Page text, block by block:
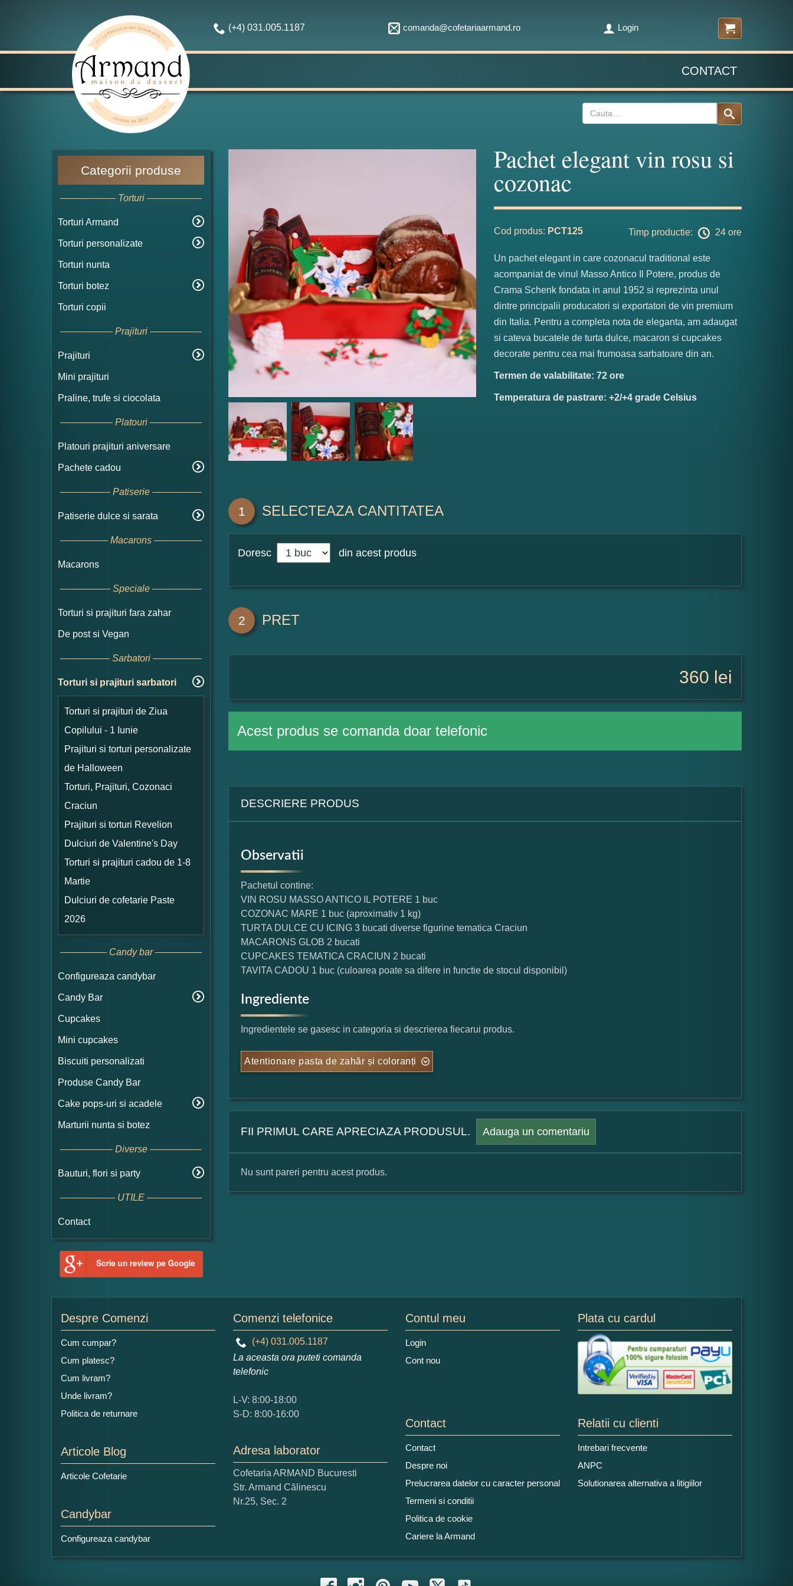
(+4) 031.005.1187 comanda@cofetariaarmand.ro Login
CONTACT
Categorii produse
Torturi
Torturi Armand
Torturi personalizate
Torturi nunta
Torturi botez
Torturi copii
Prajituri
Prajituri
Mini prajituri
Praline, trufe si ciocolata
Platouri
Platouri prajituri aniversare
Pachete cadou
Patiserie
Patiserie dulce si sarata
Macarons
Macarons
Speciale
Torturi si prajituri fara zahar
De post si Vegan
Sarbatori
Torturi si prajituri sarbatori
Torturi si prajituri de Ziua
Copilului - 1 Iunie
Prajituri si torturi personalizate
de Halloween
Torturi, Prajituri, Cozonaci
Craciun
Prajituri si torturi Revelion
Dulciuri de Valentine's Day
Torturi si prajituri cadou de 1-8
Martie
Dulciuri de cofetarie Paste
2026
Candy bar
Configureaza candybar
Candy Bar
Cupcakes
Mini cupcakes
Biscuiti personalizati
Produse Candy Bar
Cake pops-uri si acadele
Marturii nunta si botez
Diverse
Bauturi, flori si party
UTILE
Contact
Pachet elegant vin rosu si
cozonac
Cod produs: PCT125 Timp productie: 24 ore
Un pachet elegant in care cozonacul traditional este
acompaniat de vinul Masso Antico Il Potere, produs de
Crama Schenk fondata in anul 1952 si reprezinta unul
dintre principalii producatori si exportatori de vin premium
din Italia. Pentru a completa nota de eleganta, am adaugat
si cateva bucatele de turta dulce, macaron si cupcakes
decorate pentru cea mai frumoasa sarbatoare din an.
Termen de valabilitate: 72 ore
Temperatura de pastrare: +2/+4 grade Celsius
1 SELECTEAZA CANTITATEA
Doresc din acest produs
2 PRET
360 lei
Acest produs se comanda doar telefonic
DESCRIERE PRODUS
Observatii
Pachetul contine:
VIN ROSU MASSO ANTICO IL POTERE 1 buc
COZONAC MARE 1 buc (aproximativ 1 kg)
TURTA DULCE CU ICING 3 bucati diverse figurine tematica Craciun
MACARONS GLOB 2 bucati
CUPCAKES TEMATICA CRACIUN 2 bucati
TAVITA CADOU 1 buc (culoarea poate sa difere in functie de stocul disponibil)
Ingrediente
Ingredientele se gasesc in categoria si descrierea fiecarui produs.
Atentionare pasta de zahăr și coloranți
FII PRIMUL CARE APRECIAZA PRODUSUL. Adauga un comentariu
1 2
Nu tocmai bun
Copiati alaturi numarul din imagine:
Nu sunt pareri pentru acest produs.
Despre Comenzi
Cum cumpar?
Cum platesc?
Cum livram?
Unde livram?
Politica de returnare
Articole Blog
Articole Cofetarie
Candybar
Configureaza candybar
Comenzi telefonice
(+4) 031.005.1187
La aceasta ora puteti comanda
telefonic
L-V: 8:00-18:00
S-D: 8:00-16:00
Adresa laborator
Cofetaria ARMAND Bucuresti
Str. Armand Călinescu
Nr.25, Sec. 2
Contul meu
Login
Cont nou
Plata cu cardul
Contact
Contact
Despre noi
Prelucrarea datelor cu caracter personal
Termeni si conditii
Politica de cookie
Cariere la Armand
Relatii cu clienti
Intrebari frecvente
ANPC
Solutionarea alternativa a litigiilor